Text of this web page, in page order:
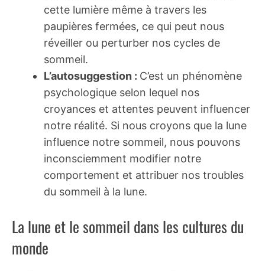
cette lumière même à travers les
paupières fermées, ce qui peut nous
réveiller ou perturber nos cycles de
sommeil.
L’autosuggestion : C’est un phénomène
psychologique selon lequel nos
croyances et attentes peuvent influencer
notre réalité. Si nous croyons que la lune
influence notre sommeil, nous pouvons
inconsciemment modifier notre
comportement et attribuer nos troubles
du sommeil à la lune.
La lune et le sommeil dans les cultures du
monde